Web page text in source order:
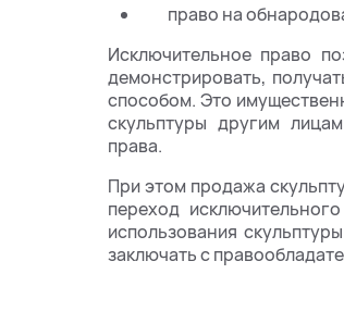
право на
Исключительное право
демонстрировать,
способом. Это
скульптуры другим
права.
При этом продажа
переход
использования
заключать с